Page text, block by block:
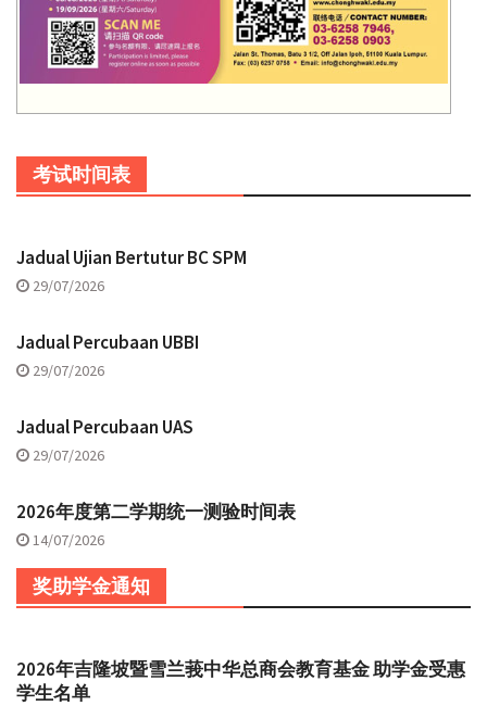
考试时间表
Jadual Ujian Bertutur BC SPM
29/07/2026
Jadual Percubaan UBBI
29/07/2026
Jadual Percubaan UAS
29/07/2026
2026年度第二学期统一测验时间表
14/07/2026
奖助学金通知
2026年吉隆坡暨雪兰莪中华总商会教育基金 助学金受惠
学生名单